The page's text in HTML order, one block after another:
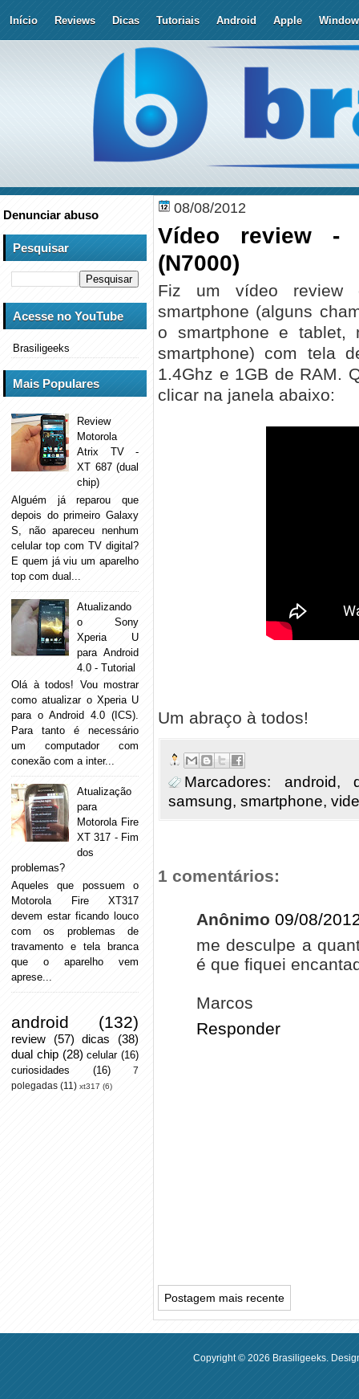
Início Reviews Dicas Tutoriais Android Apple
08/08/2012
Vídeo review -
(N7000)
Fiz um vídeo review
smartphone (alguns
o smartphone e
smartphone) com tela
1.4Ghz e 1GB de RAM.
clicar na janela abaixo:
Um abraço à todos!
Marcadores: android,
samsung, smartphone,
1 comentários:
Anônimo 09/08/
me desculpe a
é que fiquei
Marcos
Responder
Postagem mais recente
Denunciar abuso
Pesquisar
Acesse no YouTube
Brasiligeeks
Mais Populares
Review
Motorola
Atrix TV -
XT 687 (dual
chip)
Alguém já reparou que
depois do primeiro Galaxy
S, não apareceu nenhum
celular top com TV digital?
E quem já viu um aparelho
top com dual...
Atualizando
o Sony
Xperia U
para Android
4.0 - Tutorial
Olá à todos! Vou mostrar
como atualizar o Xperia U
para o Android 4.0 (ICS).
Para tanto é necessário
um computador com
conexão com a inter...
Atualização
para
Motorola Fire
XT 317 - Fim
dos
problemas?
Aqueles que possuem o
Motorola Fire XT317
devem estar ficando louco
com os problemas de
travamento e tela branca
que o aparelho vem
aprese...
android (132)
review (57) dicas
(38)
dual chip (28) celular (16)
curiosidades
(16)
7
polegadas (11) xt317 (6)
Copyright © 2026 Brasiligeeks.